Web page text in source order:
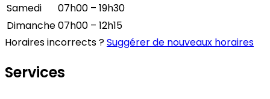
Samedi
07h00 – 19h30
Dimanche07h00 – 12h15
Horaires incorrects ?Suggérer de nouveaux horaires
Services